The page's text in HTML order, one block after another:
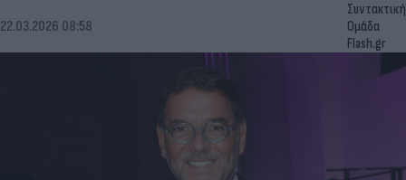
22.03.2026 08:58
Συντακτική
Ομάδα
Flash.gr